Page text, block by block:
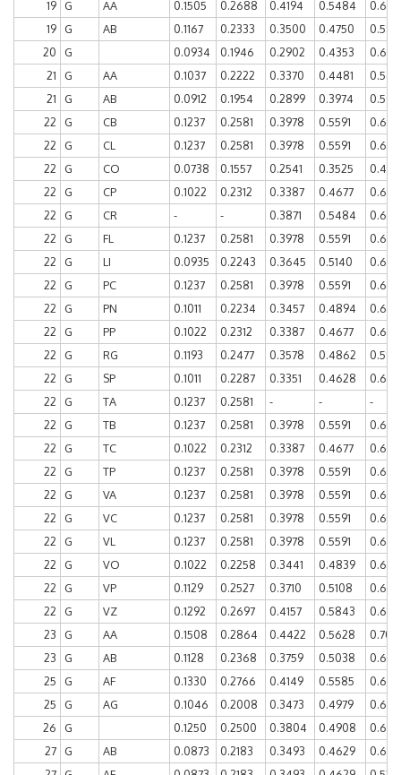
19 G AA 0.1505 0.2688 0.4194 0.5484
19
G AB 0.1167 0.2333 0.3500 0.4750
0.5917
20
G 0.0934 0.1946 0.2902 0.4353
21
G AA 0.1037 0.2222 0.3370 0.4481
21
G AB 0.0912 0.1954 0.2899 0.3974
22
G CB 0.1237 0.2581 0.3978 0.5591
22
G CL 0.1237 0.2581 0.3978 0.5591
22
G CO 0.0738 0.1557 0.2541 0.3525
22
G CP 0.1022 0.2312 0.3387 0.4677
22
G CR - - 0.3871 0.5484
22
G FL 0.1237 0.2581 0.3978 0.5591
22
G LI 0.0935 0.2243 0.3645 0.5140
22
G PC 0.1237 0.2581 0.3978 0.5591
22
G PN 0.1011 0.2234 0.3457 0.4894
22
G PP 0.1022 0.2312 0.3387 0.4677
22
G RG 0.1193 0.2477 0.3578 0.4862
22
G SP 0.1011 0.2287 0.3351 0.4628
0.6011
22
G TA 0.1237 0.2581 - -
-
22
G TB 0.1237 0.2581 0.3978 0.5591
22
G TC 0.1022 0.2312 0.3387 0.4677
22
G TP 0.1237 0.2581 0.3978 0.5591
22
G VA 0.1237 0.2581 0.3978 0.5591
22
G VC 0.1237 0.2581 0.3978 0.5591
22
G VL 0.1237 0.2581 0.3978 0.5591
22
G VO 0.1022 0.2258 0.3441 0.4839
22
G VP 0.1129 0.2527 0.3710 0.5108
22
G VZ 0.1292 0.2697 0.4157 0.5843
23
G AA 0.1508 0.2864 0.4422 0.5628
23
G AB 0.1128 0.2368 0.3759 0.5038
25
G AF 0.1330 0.2766 0.4149 0.5585
25
G AG 0.1046 0.2008 0.3473 0.4979
0.6137
26
G 0.1250 0.2500 0.3804 0.4908
27
G AB 0.0873 0.2183 0.3493 0.4629
0.6157